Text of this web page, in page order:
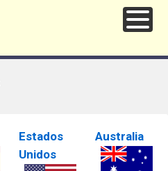
Estados
Unidos
Australia